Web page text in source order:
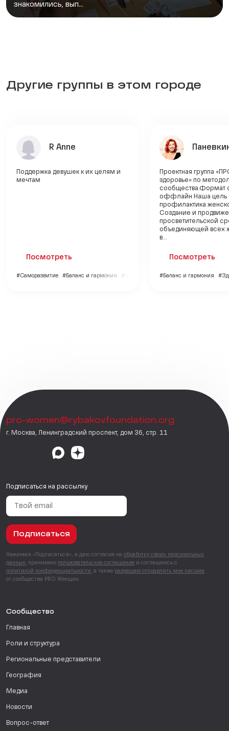
знакомились, вып...
Другие группы в этом городе
R Anne
Поддержка девушек к их целям и
мечтам
Посмотреть
#Саморазвитие #Баланс и гармония #Семья и дети
Проектная группа
здоровье» по
сообщества.Формат
оффлайн Наша цель
профилактика
Создание и
просветительской
объединяющей всех
в...
Посмотреть
#Баланс и гармония
pro-women@rybakovfoundation.org
г. Москва, Ленинградский проспект, дом 36, стр. 11
Подписаться на рассылку
Подписаться
Нажимая «Подписаться», я даю согласие на обработку своих персональных
данных , принимаю пользовательское соглашение и соглашаюсь с
политикой конфиденциальности , а также разрешаю отправлять мне письма
от сообщества PRO Женщин.
Сообщество
Главная
Роли и структура
Региональные представители
География
Медиа
Новости
Вопрос-ответ